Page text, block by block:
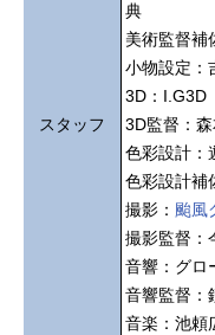
スタッフ
典
美術監督補
小物設定：
3D：I.G3D
3D監督：
色彩設計：
色彩設計補
撮影： 颱風
撮影監督：
音響：グロ
音響監督：
音楽：池